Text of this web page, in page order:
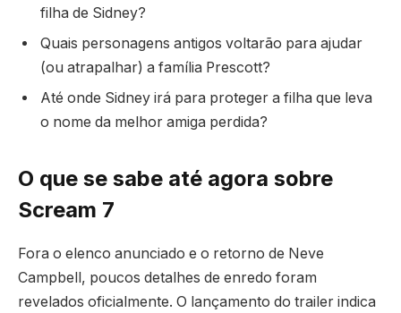
filha de Sidney?
Quais personagens antigos voltarão para ajudar
(ou atrapalhar) a família Prescott?
Até onde Sidney irá para proteger a filha que leva
o nome da melhor amiga perdida?
O que se sabe até agora sobre
Scream 7
Fora o elenco anunciado e o retorno de Neve
Campbell, poucos detalhes de enredo foram
revelados oficialmente. O lançamento do trailer indica